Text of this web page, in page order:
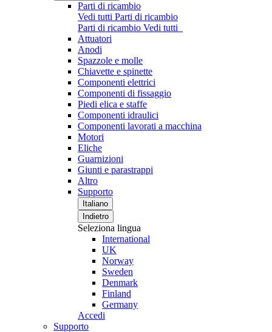
Parti di ricambio
Vedi tutti Parti di ricambio
Parti di ricambio Vedi tutti
Attuatori
Anodi
Spazzole e molle
Chiavette e spinette
Componenti elettrici
Componenti di fissaggio
Piedi elica e staffe
Componenti idraulici
Componenti lavorati a macchina
Motori
Eliche
Guarnizioni
Giunti e parastrappi
Altro
Supporto
Italiano
Indietro
Seleziona lingua
International
UK
Norway
Sweden
Denmark
Finland
Germany
Accedi
Supporto